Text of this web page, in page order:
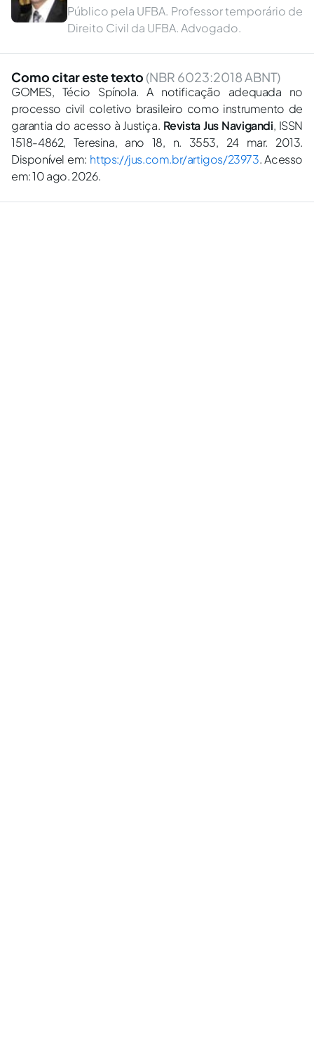
Público pela UFBA. Professor temporário de
Direito Civil da UFBA. Advogado.
Como citar este texto (NBR 6023:2018 ABNT)
GOMES, Técio Spínola. A notificação adequada no
processo civil coletivo brasileiro como instrumento de
garantia do acesso à Justiça. Revista Jus Navigandi, ISSN
1518-4862, Teresina, ano 18, n. 3553, 24 mar. 2013.
Disponível em: https://jus.com.br/artigos/23973. Acesso
em: 10 ago. 2026.